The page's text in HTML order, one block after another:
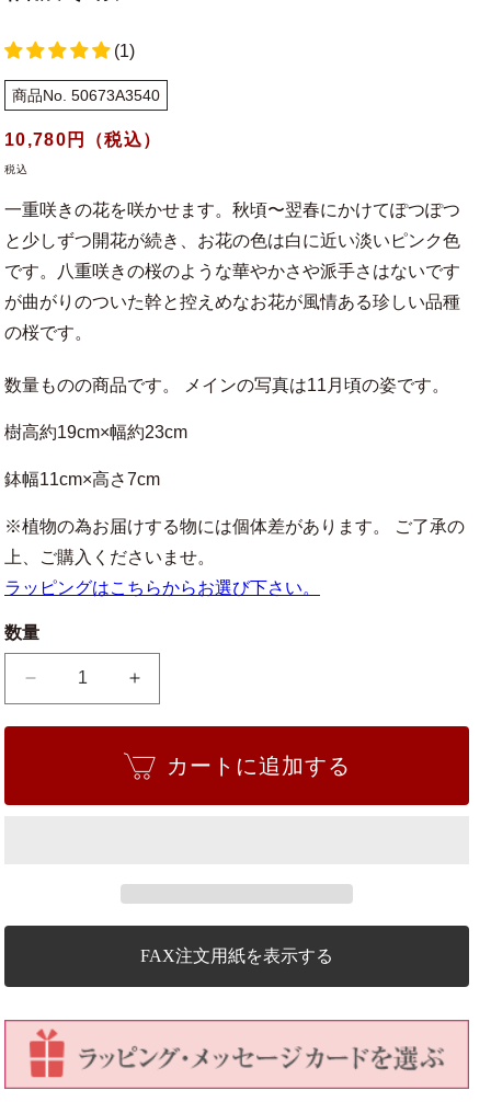
(1)
商品No. 50673A3540
通
常
格
10,780 円（税込）
税込
一重咲きの花を咲かせます。秋頃〜翌春にかけてぽつぽつ
と少しずつ開花が続き、お花の色は白に近い淡いピンク色
です。八重咲きの桜のような華やかさや派手さはないです
が曲がりのついた幹と控えめなお花が風情ある珍しい品種
の桜です。
数量ものの商品です。 メインの写真は11月頃の姿です。
樹高約19cm×幅約23cm
鉢幅11cm×高さ7cm
※植物の為お届けする物には個体差があります。 ご了承の
上、ご購入くださいませ。
ラッピングはこちらからお選び下さい。
数量
ら
信
桜
増
や
す
カートに追加する
FAX注文用紙を表示する